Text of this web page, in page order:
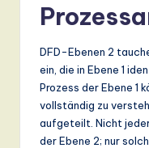
DFD-Ebenen 2
ein, die in Ebene 1
Prozess der Ebene 1
vollständig zu
aufgeteilt. Nicht
der Ebene 2; nur